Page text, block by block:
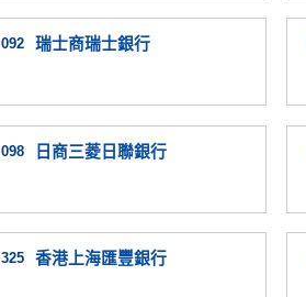
092 瑞士商瑞士銀行
098 日商三菱日聯銀行
325 香港上海匯豐銀行